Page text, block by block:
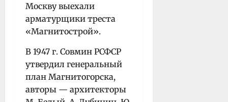
Москву выехали
арматурщики треста
«Магнитострой».
В 1947 г. Совмин РСФСР
утвердил генеральный
план Магнитогорска,
авторы — архитекторы